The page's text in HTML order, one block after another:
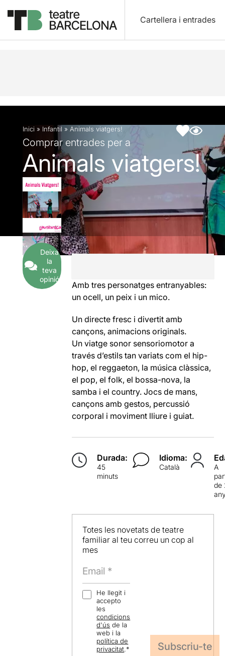
Cartellera i entrades
Descripció Fitxa artística
Inici » Infantil » Animals viatgers!
Comprar entrades per a
Animals viatgers!
Deixa
la
teva
opinió
Amb tres personatges entranyables:
un ocell, un peix i un mico.
Un directe fresc i divertit amb
cançons, animacions originals.
Un viatge sonor sensoriomotor a
través d’estils tan variats com el hip-
hop, el reggaeton, la música clàssica,
el pop, el folk, el bossa-nova, la
samba i el country. Jocs de mans,
cançons amb gestos, percussió
corporal i moviment lliure i guiat.
Durada:
45
minuts
Idioma:
Català
A
de
Totes les novetats de teatre
familiar al teu correu un cop al
mes
He llegit i
accepto
les
condicions
d'ús de la
web i la
política de
privacitat.*